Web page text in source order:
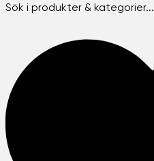
Sök i produkter & kategorier...